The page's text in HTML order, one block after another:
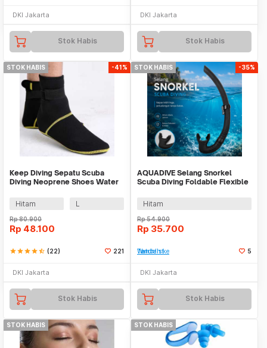
DKI Jakarta
Stok Habis
DKI Jakarta
Stok Habis
STOK HABIS -41%
Keep Diving Sepatu Scuba
Diving Neoprene Shoes Water
Hitam
L
Rp80.900
Rp 48.100
starstarstarstarstar_half (22) 221
DKI Jakarta
Stok Habis
STOK HABIS -35%
AQUADIVE Selang Snorkel
Scuba Diving Foldable Flexible
Hitam
Rp54.900
Rp 35.700
Tambah ke Watchlist 5
DKI Jakarta
Stok Habis
STOK HABIS STOK HABIS